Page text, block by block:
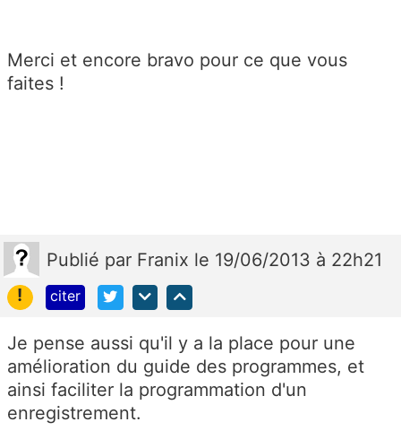
Merci et encore bravo pour ce que vous
faites !
Publié par Franix le 19/06/2013 à 22h21
!
citer
Je pense aussi qu'il y a la place pour une
amélioration du guide des programmes, et
ainsi faciliter la programmation d'un
enregistrement.